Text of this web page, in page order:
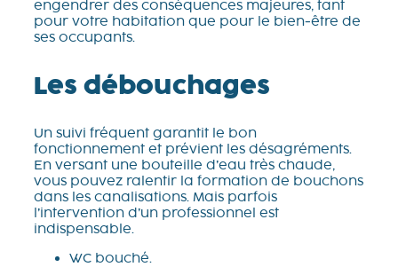
engendrer des conséquences majeures, tant
pour votre habitation que pour le bien-être de
ses occupants.
Les débouchages
Un suivi fréquent garantit le bon
fonctionnement et prévient les désagréments.
En versant une bouteille d’eau très chaude,
vous pouvez ralentir la formation de bouchons
dans les canalisations. Mais parfois
l’intervention d’un professionnel est
indispensable.
WC bouché.